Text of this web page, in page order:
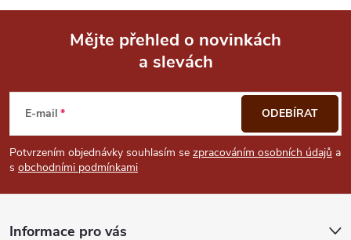
u
p
a
Mějte přehled o novinkách
a slevách
E-mail
Potvrzením objednávky souhlasím se zpracováním osobních údajů a
s obchodními podmínkami
ODEBÍRAT
Informace pro vás